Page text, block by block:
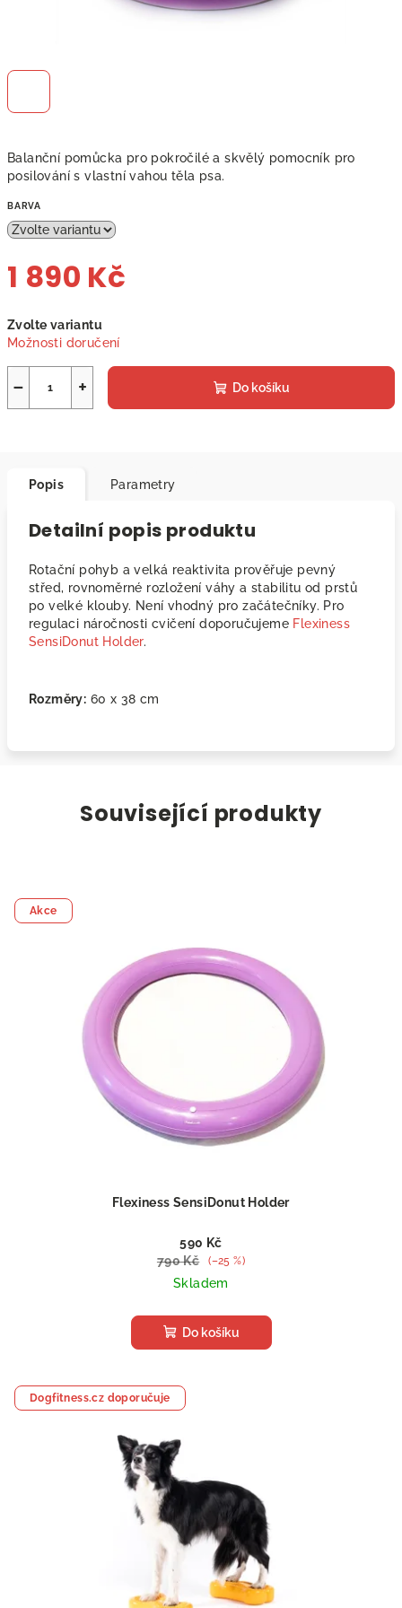
Balanční pomůcka pro pokročilé a skvělý pomocník pro
posilování s vlastní vahou těla psa.
BARVA
1 890 Kč
cena:
Zvolte variantu
Možnosti doručení
+
− Do košíku
Popis Parametry
Detailní popis produktu
Rotační pohyb a velká reaktivita prověřuje pevný
střed, rovnoměrné rozložení váhy a stabilitu od prstů
po velké klouby. Není vhodný pro začátečníky. Pro
regulaci náročnosti cvičení doporučujeme Flexiness
SensiDonut Holder.
Rozměry: 60 x 38 cm
Související produkty
Akce
Flexiness SensiDonut Holder
590 Kč
790 Kč
(–25 %)
Skladem
Do košíku
Dogfitness.cz doporučuje